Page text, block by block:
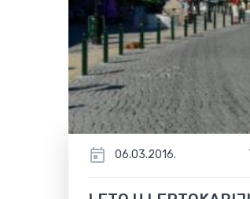
06.03.2016.